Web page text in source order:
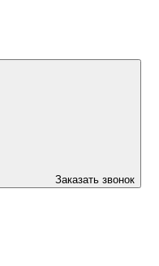
Заказать звонок